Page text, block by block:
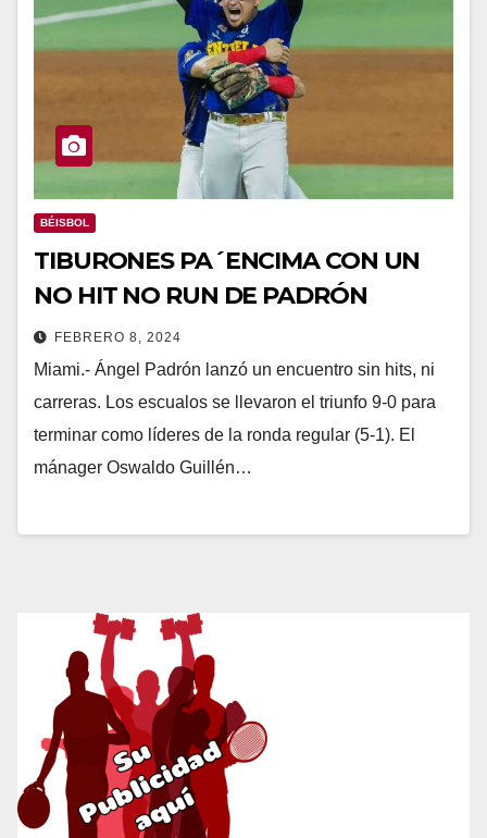
BÉISBOL
TIBURONES PA´ENCIMA CON UN
NO HIT NO RUN DE PADRÓN
FEBRERO 8, 2024
Miami.- Ángel Padrón lanzó un encuentro sin hits, ni
carreras. Los escualos se llevaron el triunfo 9-0 para
terminar como líderes de la ronda regular (5-1). El
mánager Oswaldo Guillén…